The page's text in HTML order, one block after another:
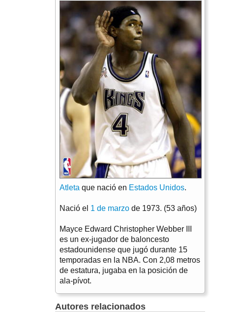
Atleta que nació en Estados Unidos.
Nació el 1 de marzo de 1973. (53 años)
Mayce Edward Christopher Webber III
es un ex-jugador de baloncesto
estadounidense que jugó durante 15
temporadas en la NBA. Con 2,08 metros
de estatura, jugaba en la posición de
ala-pívot.
Autores relacionados